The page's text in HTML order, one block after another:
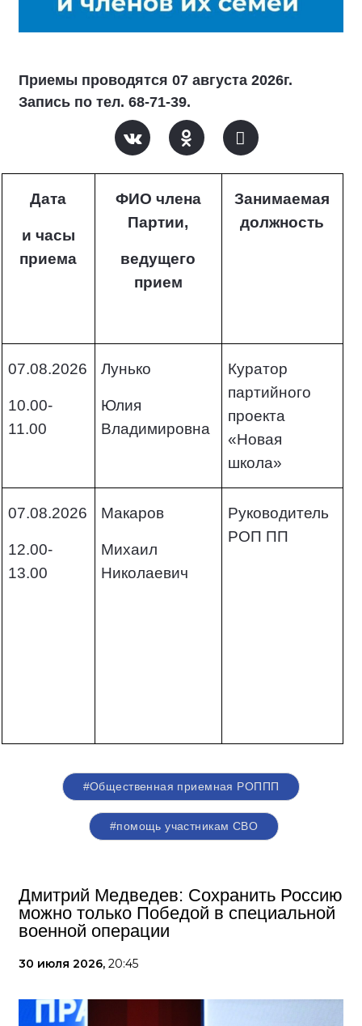
Приемы проводятся 07 августа 2026г.
Запись по тел. 68-71-39.
Дата
и часы
приема
ФИО члена
Партии,
ведущего
прием
Занимаемая
должность
07.08.2026
10.00-
11.00
Лунько
Юлия
Владимировна
Куратор
партийного
проекта
«Новая
школа»
07.08.2026
12.00-
13.00
Макаров
Михаил
Николаевич
Руководитель
РОП ПП
#Общественная приемная РОППП
#помощь участникам СВО
Дмитрий Медведев: Сохранить Россию
можно только Победой в специальной
военной операции
30 июля 2026, 20:45